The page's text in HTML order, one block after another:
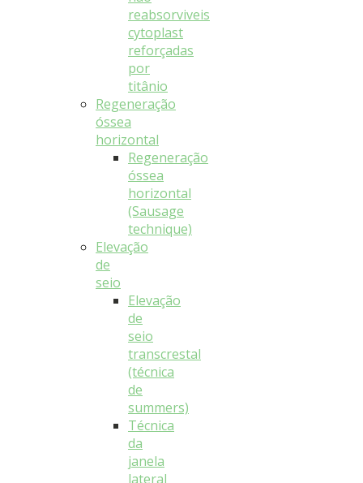
reabsorviveis
cytoplast
reforçadas
por
titânio
Regeneração
óssea
horizontal
Regeneração
óssea
horizontal
(Sausage
technique)
Elevação
de
seio
Elevação
de
seio
transcrestal
(técnica
de
summers)
Técnica
da
janela
lateral